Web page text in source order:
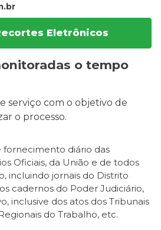
Eletrônicos
o tempo
serviço com o objetivo de
o processo.
diário das
Oficiais, da União e de todos
incluindo jornais do Distrito
cadernos do Poder Judiciário,
inclusive dos atos dos Tribunais
do Trabalho, etc.